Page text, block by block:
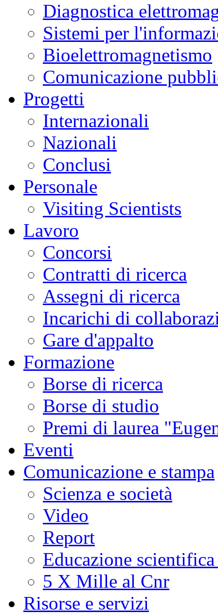
Diagnostica
Sistemi per
Bioelettromagnetismo
Comunicazione
Progetti
Internazionali
Nazionali
Conclusi
Personale
Visiting Scientists
Lavoro
Concorsi
Contratti di ricerca
Assegni di ricerca
Incarichi di
Gare d'appalto
Formazione
Borse di ricerca
Borse di studio
Premi di laurea
Eventi
Comunicazione e stampa
Scienza e società
Video
Report
Educazione
5 X Mille al Cnr
Risorse e servizi